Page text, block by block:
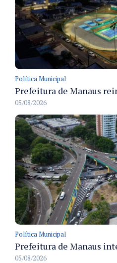
Política Municipal
05/08/2026
Política Municipal
05/08/2026